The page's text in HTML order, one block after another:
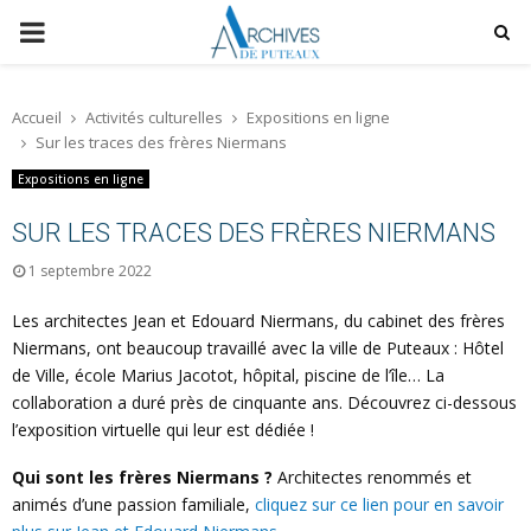
P
I
M
A
R
Y
M
Accueil Activités culturelles
Expositions en ligne
Sur les traces des frères Niermans
Expositions en ligne
SUR LES TRACES DES FRÈRES NIERMANS
1 septembre 2022
Les architectes Jean et Edouard Niermans, du cabinet des frères
Niermans, ont beaucoup travaillé avec la ville de Puteaux : Hôtel
de Ville, école Marius Jacotot, hôpital, piscine de l’île… La
collaboration a duré près de cinquante ans. Découvrez ci-dessous
l’exposition virtuelle qui leur est dédiée !
Qui sont les frères Niermans ? Architectes renommés et
animés d’une passion familiale, cliquez sur ce lien pour en savoir